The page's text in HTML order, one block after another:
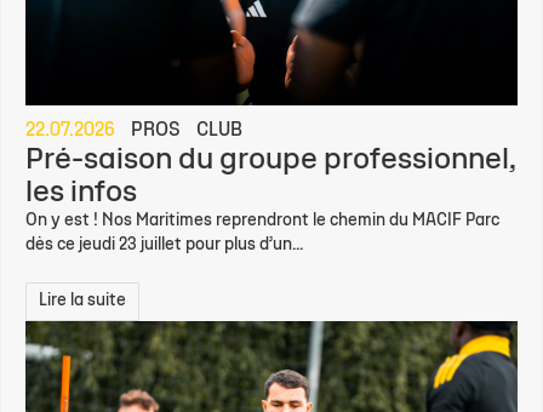
22.07.2026 PROS CLUB
Pré-saison du groupe professionnel,
les infos
On y est ! Nos Maritimes reprendront le chemin du MACIF Parc
dès ce jeudi 23 juillet pour plus d’un...
Lire la suite